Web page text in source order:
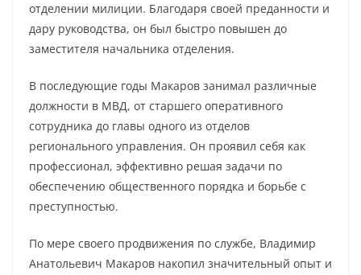
отделении милиции. Благодаря своей преданности и
дару руководства, он был быстро повышен до
заместителя начальника отделения.
В последующие годы Макаров занимал различные
должности в МВД, от старшего оперативного
сотрудника до главы одного из отделов
регионального управления. Он проявил себя как
профессионал, эффективно решая задачи по
обеспечению общественного порядка и борьбе с
преступностью.
По мере своего продвижения по службе, Владимир
Анатольевич Макаров накопил значительный опыт и